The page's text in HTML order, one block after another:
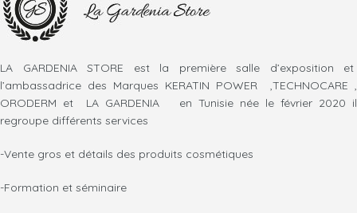
LA GARDENIA STORE est la première salle d’exposition et
l’ambassadrice des Marques KERATIN POWER ,TECHNOCARE ,
ORODERM et LA GARDENIA en Tunisie née le février 2020 il
regroupe différents services
-Vente gros et détails des produits cosmétiques
-Formation et séminaire